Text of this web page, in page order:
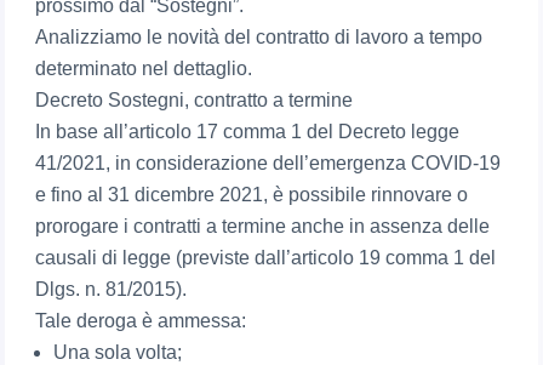
prossimo dal “Sostegni”.
Analizziamo le novità del contratto di lavoro a tempo
determinato nel dettaglio.
Decreto Sostegni, contratto a termine
In base all’articolo 17 comma 1 del Decreto legge
41/2021, in considerazione dell’emergenza COVID-19
e fino al 31 dicembre 2021, è possibile rinnovare o
prorogare i contratti a termine anche in assenza delle
causali di legge (previste dall’articolo 19 comma 1 del
Dlgs. n. 81/2015).
Tale deroga è ammessa:
Una sola volta;